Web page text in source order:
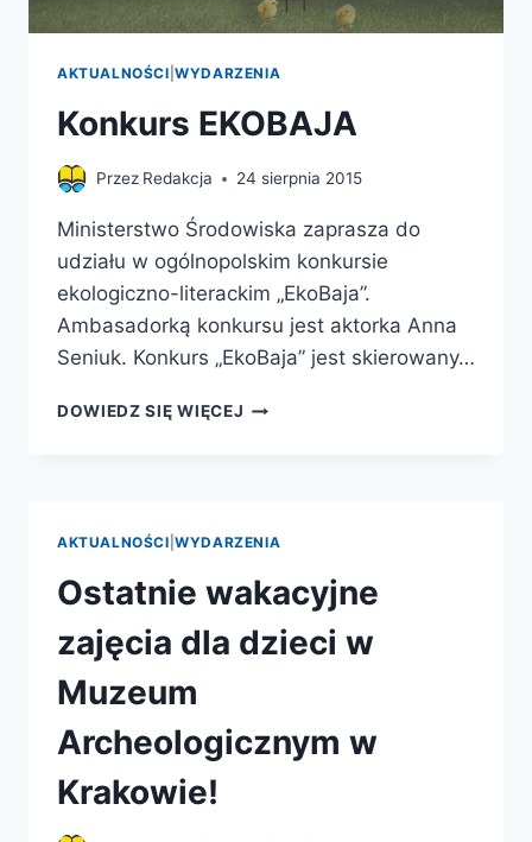
AKTUALNOŚCI |WYDARZENIA
Konkurs EKOBAJA
Przez Redakcja 24 sierpnia 2015
Ministerstwo Środowiska zaprasza do
udziału w ogólnopolskim konkursie
ekologiczno-literackim „EkoBaja”.
Ambasadorką konkursu jest aktorka Anna
Seniuk. Konkurs „EkoBaja” jest skierowany…
DOWIEDZ SIĘ WIĘCEJ KONKURS
AKTUALNOŚCI |WYDARZENIA
Ostatnie wakacyjne
zajęcia dla dzieci w
Muzeum
Archeologicznym w
Krakowie!